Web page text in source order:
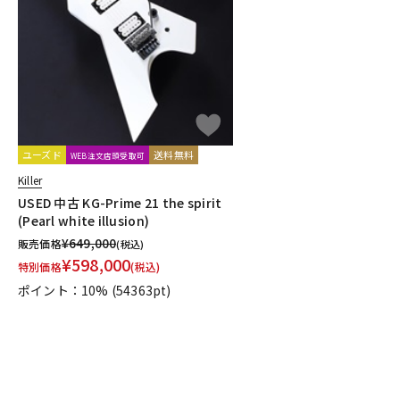
DJ機器
中古
ユーズド WEB注文店頭受取可 送料無料
Killer
USED 中古 KG-Prime 21 the spirit
(Pearl white illusion)
販売価格¥649,000(税込)
特別価格¥598,000(税込)
ポイント：10% (54363pt)